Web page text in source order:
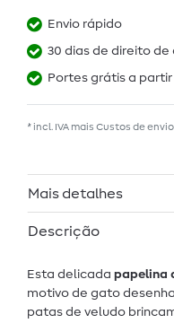
Envio rápido
30 dias de direito de
Portes grátis a partir
* incl. IVA mais Custos de envio
Mais detalhes
Descrição
Esta delicada papelina
motivo de gato
patas de veludo